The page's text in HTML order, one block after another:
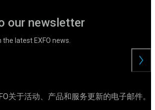
our newsletter
latest EXFO news.
关于活动、产品和服务更新的电子邮件。